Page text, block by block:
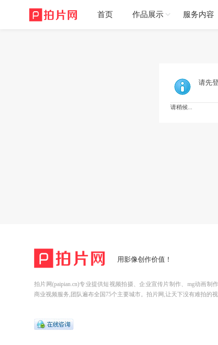
首页 作品展示 服务内容
请先
请稍候...
用影像创作价值！
拍片网(paipian.cn)专业提供短视频拍摄、企业宣传片制作、mg动画制
商业视频服务,团队遍布全国75个主要城市。拍片网,让天下没有难拍的